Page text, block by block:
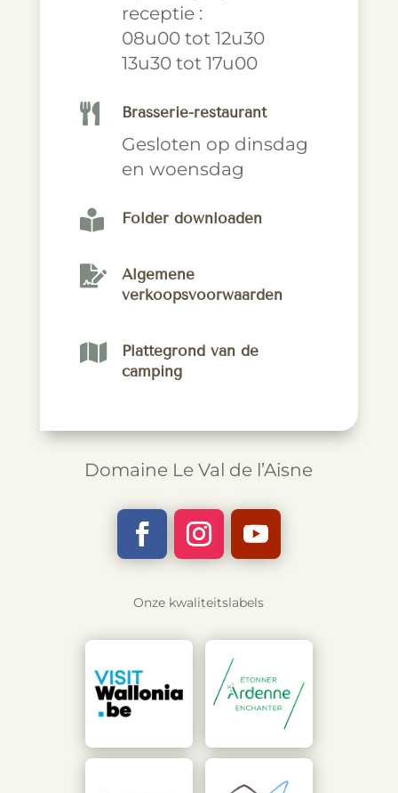
receptie :
08u00 tot 12u30
13u30 tot 17u00
 Brasserie-restaurant
Gesloten op dinsdag
en woensdag
 Folder downloaden

Algemene
verkoopsvoorwaarden

Plattegrond van de
camping
Domaine Le Val de l’Aisne
Onze kwaliteitslabels